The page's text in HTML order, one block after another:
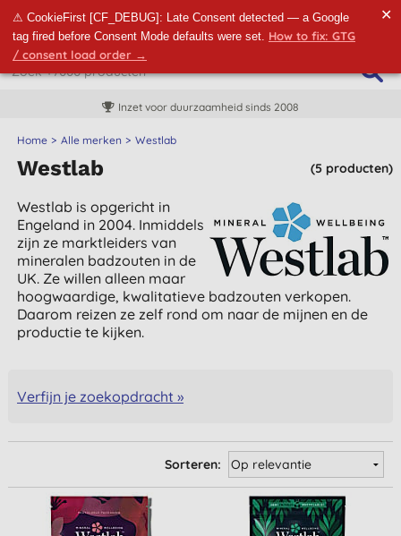
⚠ CookieFirst [CF_DEBUG]: Late Consent detected — a Google
tag fired before Consent Mode defaults were set. How to fix: GTG
/ consent load order →
✕
Inzet voor duurzaamheid sinds 2008
Home Alle merken Westlab
(5 producten)
Westlab
Westlab is opgericht in
Engeland in 2004. Inmiddels
zijn ze marktleiders van
mineralen badzouten in de
UK. Ze willen alleen maar
hoogwaardige, kwalitatieve badzouten verkopen.
Daarom reizen ze zelf rond om naar de mijnen en de
productie te kijken.
Verfijn je zoekopdracht »
Sorteren: